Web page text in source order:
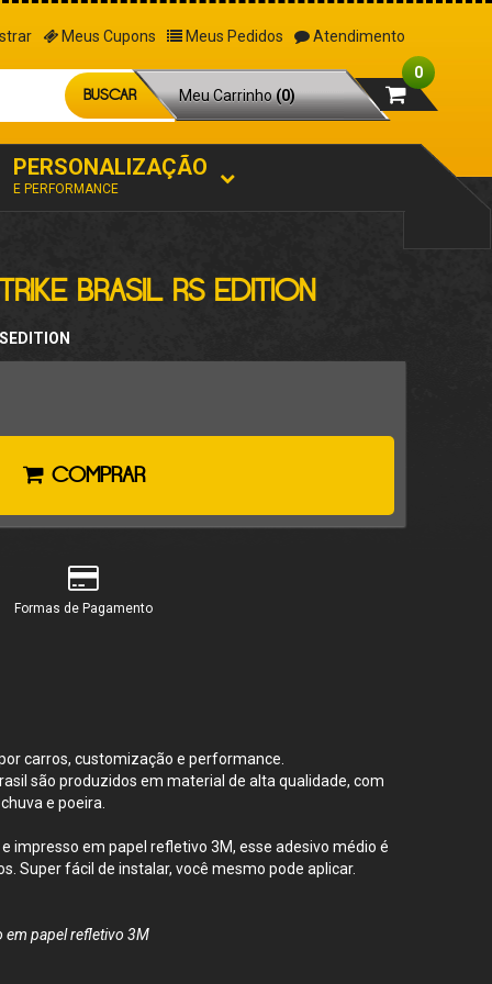
Meus Cupons Meus Pedidos Atendimento
BUSCAR Meu Carrinho(0)
0
PERSONALIZAÇÃO
E PERFORMANCE
BRASIL RS EDITION
COMPRAR
Formas de Pagamento
carros, customização e performance.
são produzidos em material de alta qualidade, com
e poeira.
impresso em papel refletivo 3M, esse adesivo médio é
Super fácil de instalar, você mesmo pode aplicar.
em papel refletivo 3M